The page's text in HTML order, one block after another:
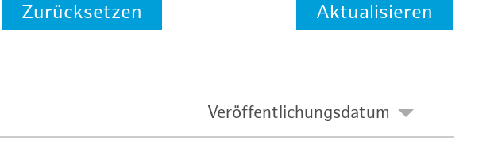
Zurücksetzen Aktualisieren
Veröffentlichungsdatum